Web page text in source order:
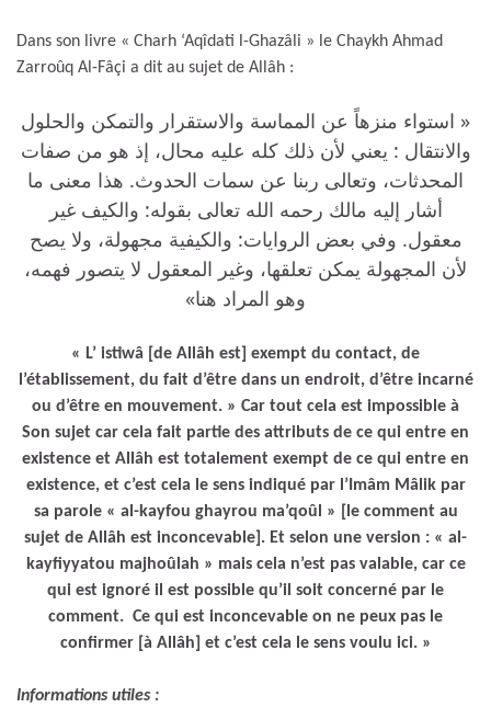
Dans son livre « Charh ‘Aqîdati l-Ghazâli » le Chaykh Ahmad
Zarroûq Al-Fâçi a dit au sujet de Allâh :
« استواء منزهاً عن المماسة والاستقرار والتمكن والحلول
والانتقال : يعني لأن ذلك كله عليه محال، إذ هو من صفات
المحدثات، وتعالى ربنا عن سمات الحدوث. هذا معنى ما
أشار إليه مالك رحمه الله تعالى بقوله: والكيف غير
معقول. وفي بعض الروايات: والكيفية مجهولة، ولا يصح
لأن المجهولة يمكن تعلقها، وغير المعقول لا يتصور فهمه،
وهو المراد هنا»
« L’ istiwâ [de Allâh est] exempt du contact, de
l’établissement, du fait d’être dans un endroit, d’être incarné
ou d’être en mouvement. » Car tout cela est impossible à
Son sujet car cela fait partie des attributs de ce qui entre en
existence et Allâh est totalement exempt de ce qui entre en
existence, et c’est cela le sens indiqué par l’Imâm Mâlik par
sa parole « al-kayfou ghayrou ma’qoûl » [le comment au
sujet de Allâh est inconcevable]. Et selon une version : « al-
kayfiyyatou majhoûlah » mais cela n’est pas valable, car ce
qui est ignoré il est possible qu’il soit concerné par le
comment. Ce qui est inconcevable on ne peux pas le
confirmer [à Allâh] et c’est cela le sens voulu ici. »
Informations utiles :